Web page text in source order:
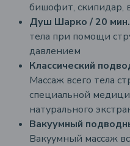
бишофит, скипидар,
Душ Шарко / 20 мин.
тела при помощи
давлением
Классический
Массаж всего тела
специальной
натурального
Вакуумный
Вакуумный массаж